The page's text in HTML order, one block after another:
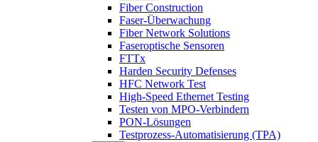
Fiber Construction
Faser-Überwachung
Fiber Network Solutions
Faseroptische Sensoren
FTTx
Harden Security Defenses
HFC Network Test
High-Speed Ethernet Testing
Testen von MPO-Verbindern
PON-Lösungen
Testprozess-Automatisierung (TPA)